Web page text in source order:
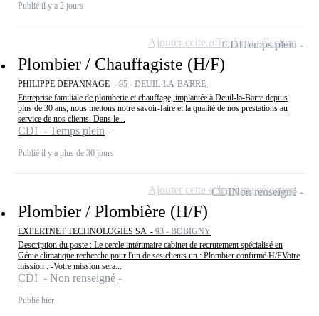
Publié il y a 2 jours
Plombier / Chauffagiste (H/F)
PHILIPPE DEPANNAGE - 95 - DEUIL-LA-BARRE
Entreprise familiale de plomberie et chauffage, implantée à Deuil-la-Barre depuis
plus de 30 ans, nous mettons notre savoir-faire et la qualité de nos prestations au
service de nos clients. Dans le...
CDI - Temps plein
Publié il y a plus de 30 jours
CDITemps plein
Ajouter cette offre à ma sélection
Plombier / Plombière (H/F)
EXPERTNET TECHNOLOGIES SA - 93 - BOBIGNY
Description du poste : Le cercle intérimaire cabinet de recrutement spécialisé en
Génie climatique recherche pour l'un de ses clients un : Plombier confirmé H/FVotre
mission : -Votre mission sera...
CDI - Non renseigné
Publié hier
CDINon renseigné
Ajouter cette offre à ma sélection